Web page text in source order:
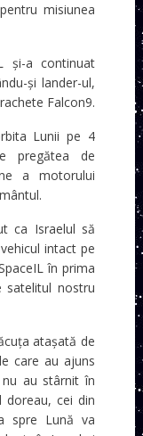
misiunea
și-a continuat
și lander-ul,
Falcon9.
Lunii pe 4
pregătea de
a motorului
ca Israelul să
intact pe
în prima
nostru
atașată de
care au ajuns
au stârnit în
doreau, cei din
spre Lună va